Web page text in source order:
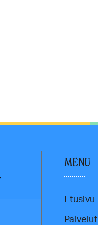
MENU
Etusivu
Palvelut